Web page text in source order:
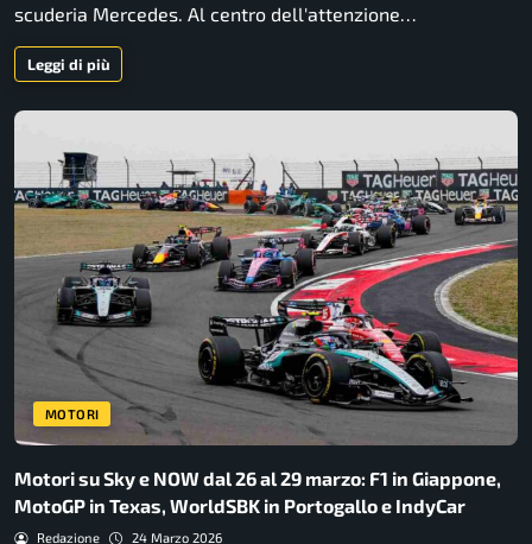
scuderia Mercedes. Al centro dell'attenzione…
Leggi di più
MOTORI
Motori su Sky e NOW dal 26 al 29 marzo: F1 in Giappone,
MotoGP in Texas, WorldSBK in Portogallo e IndyCar
Redazione 24 Marzo 2026